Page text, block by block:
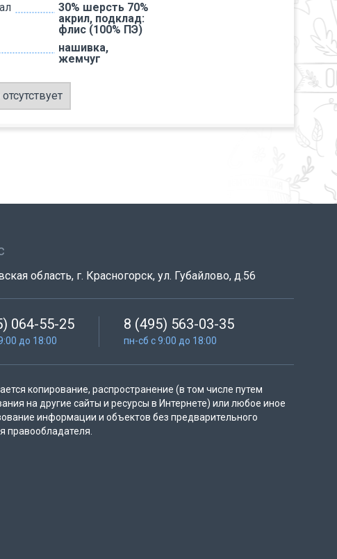
30% шерсть 70%
акрил, подклад:
флис (100% ПЭ)
нашивка,
жемчуг
область, г. Красногорск, ул. Губайлово, д.56
064-55-25
до 18:00
8 (495) 563-03-35
пн-сб с 9:00 до 18:00
копирование, распространение (в том числе путем
на другие сайты и ресурсы в Интернете) или любое иное
информации и объектов без предварительного
правообладателя.